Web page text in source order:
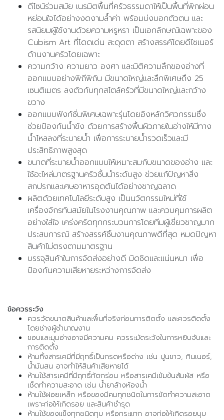
ดีไซน์ร่วมสมัย เนรมิตพื้นที่ครัวธรรมดาให้เป็นพื้นที่พักผ่อน
หย่อนใจได้อย่างงดงามล้ำค่า พร้อมบ่งบอกตัวตน และ
รสนิยมผู้ใช้งานด้วยความหรูหรา เป็นเอกลักษณ์เฉพาะของ
Cubism Art ที่โดดเด่น สะดุดตา สร้างสรรค์โดยดีไซเนอร์
ด้านงานครัวโดยเฉพาะ
ความกว้าง ความยาว องศา และมิติความลึกของอ่างที่
ออกแบบอย่างพิถีพิถัน มีขนาดใหญ่และลึกพิเศษถึง 25
เซนติเมตร ลงตัวกับทุกสไตล์ครัวที่มีขนาดใหญ่และกว้าง
ขวาง
ออกแบบฟังก์ชั่นพิเศษเฉพาะรุ่นโดยอิงหลักวิศวกรรมซึ่ง
ช่วยป้องกันน้ำขัง ด้วยการสร้างพื้นผิวภายในอ่างให้มีทาง
น้ำไหลลงที่ระบายน้ำ เพื่อการระบายน้ำรวดเร็วและมี
ประสิทธิภาพสูงสุด
ขนาดที่ระบายน้ำออกแบบให้เหมาะสมกับขนาดของอ่าง และ
ใช้อะไหล่มาตรฐานครัวชั้นนำระดับสูง ช่วยแก้ปัญหาสิ่ง
สกปรกและเศษอาหารอุดตันได้อย่างชาญฉลาด
ผลิตด้วยเทคโนโลยีระดับสูง เป็นนวัตกรรมใหม่ที่ใช้
เครื่องจักรทันสมัยในโรงงานคุณภาพ และควบคุมการผลิต
อย่างใส่ใจ เคร่งครัดทุกกระบวนการโดยทีมผู้เชี่ยวชาญมาก
ประสบการณ์ สร้างสรรค์ชิ้นงานคุณภาพดีที่สุด หมดปัญหา
สินค้าไม่ตรงตามมาตรฐาน
บรรจุสินค้าในการจัดส่งอย่างดี มิดชิดและแน่นหนา เพื่อ
ป้องกันความเสียหายระหว่างการจัดส่ง
ข้อควรระวัง
ควรวัดขนาดสินค้าและพื้นที่จริงก่อนการติดตั้ง และควรติดตั้ง
โดยช่างผู้ชำนาญงาน
ขอบและมุมอ่างอาจมีความคม ควรระมัดระวังในการหยิบจับและ
การติดตั้ง
ห้ามทิ้งสารเคมีที่มีฤทธิ์เป็นกรดหรือด่าง เช่น ปูนขาว, ทินเนอร์,
น้ำมันสน อาจทำให้สินค้าเสียหายได้
ห้ามใช้สารเคมีที่มีฤทธิ์กัดกร่อน หรือสารเคมีเข้มข้นสัมผัส หรือ
เช็ดทำความสะอาด เช่น น้ำยาล้างห้องน้ำ
ห้ามใช้ฝอยเหล็ก หรือของมีคมทุกชนิดในการขัดทำความสะอาด
เพราะก่อให้เกิดรอย และสินค้าชำรุด
ห้ามใช้ของแข็งทุกชนิดทุบ หรือกระแทก อาจก่อให้เกิดรอยบุบ